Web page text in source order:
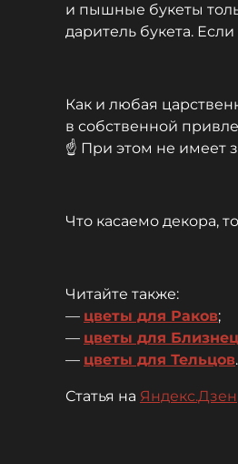
и пышные букеты
даритель букета.
Как и любая
в собственной
☝️ При этом не имеет
Что касаемо декора,
Читайте также:
— цветы для Раков;
— цветы для
— цветы для Тельцов.
Статья на Яндекс.Дзен